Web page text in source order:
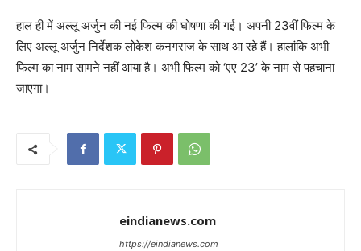
हाल ही में अल्लू अर्जुन की नई फिल्म की घोषणा की गई। अपनी 23वीं फिल्म के
लिए अल्लू अर्जुन निर्देशक लोकेश कनगराज के साथ आ रहे हैं। हालांकि अभी
फिल्म का नाम सामने नहीं आया है। अभी फिल्म को ‘एए 23’ के नाम से पहचाना
जाएगा।
eindianews.com
https://eindianews.com